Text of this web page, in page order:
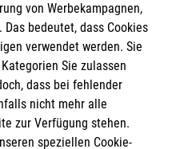
von Werbekampagnen,
bedeutet, dass Cookies
verwendet werden. Sie
Sie zulassen
dass bei fehlender
nicht mehr alle
zur Verfügung stehen.
speziellen Cookie-